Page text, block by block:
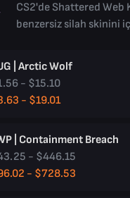
CS2'de Shattered Web
benzersiz silah skinini
| Arctic Wolf
- $15.10
- $19.01
| Containment Breach
- $446.15
- $728.53